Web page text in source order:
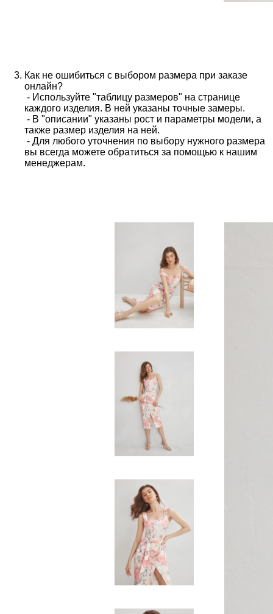
Как не ошибиться с выбором размера при заказе
онлайн?
- Используйте "таблицу размеров" на странице
каждого изделия. В ней указаны точные замеры.
- В "описании" указаны рост и параметры модели, а
также размер изделия на ней.
- Для любого уточнения по выбору нужного размера
вы всегда можете обратиться за помощью к нашим
менеджерам.